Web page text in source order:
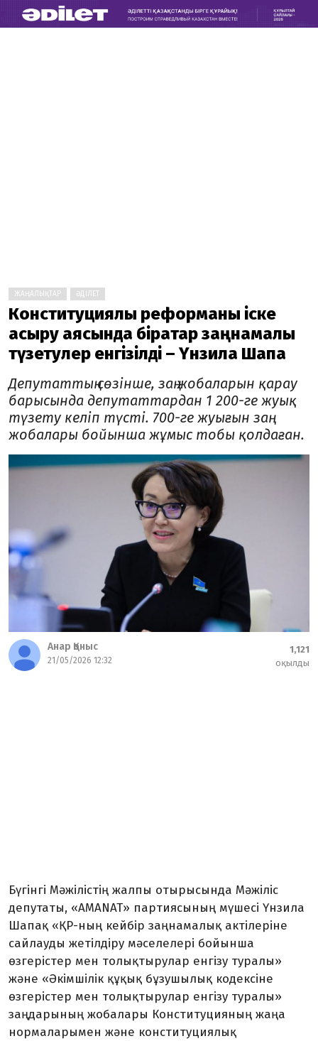
ЖАҢАЛЫҚТАР ӘДІЛЕТ
Конституциялық реформаны іске
асыру аясында бірқатар заңнамалық
түзетулер енгізілді – Үнзила Шапақ
Депутаттың сөзінше, заң жобаларын қарау
барысында депутаттардан 1 200-ге жуық
түзету келіп түсті. 700-ге жуығын заң
жобалары бойынша жұмыс тобы қолдаған.
Анар Қоныс
21/05/2026 12:32
1,121
оқылды
Бүгінгі Мәжілістің жалпы отырысында Мәжіліс
депутаты, «AMANAT» партиясының мүшесі Үнзила
Шапақ «ҚР-ның кейбір заңнамалық актілеріне
сайлауды жетілдіру мәселелері бойынша
өзгерістер мен толықтырулар енгізу туралы»
және «Әкімшілік құқық бұзушылық кодексіне
өзгерістер мен толықтырулар енгізу туралы»
заңдарының жобалары Конституцияның жаңа
нормаларымен және конституциялық